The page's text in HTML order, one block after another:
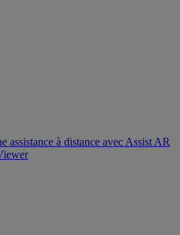
assistance à distance avec Assist AR